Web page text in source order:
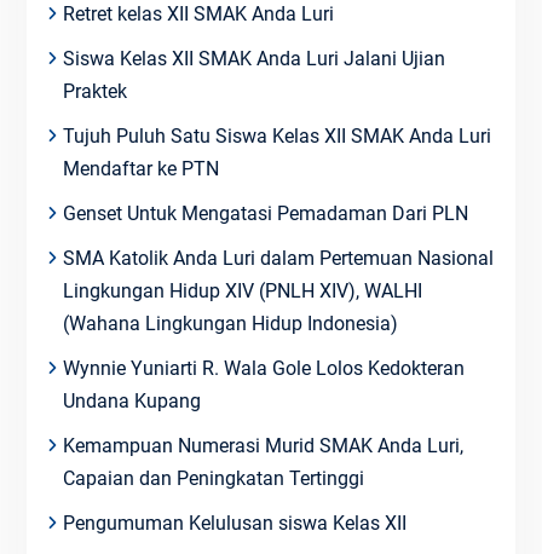
Retret kelas XII SMAK Anda Luri
Siswa Kelas XII SMAK Anda Luri Jalani Ujian
Praktek
Tujuh Puluh Satu Siswa Kelas XII SMAK Anda Luri
Mendaftar ke PTN
Genset Untuk Mengatasi Pemadaman Dari PLN
SMA Katolik Anda Luri dalam Pertemuan Nasional
Lingkungan Hidup XIV (PNLH XIV), WALHI
(Wahana Lingkungan Hidup Indonesia)
Wynnie Yuniarti R. Wala Gole Lolos Kedokteran
Undana Kupang
Kemampuan Numerasi Murid SMAK Anda Luri,
Capaian dan Peningkatan Tertinggi
Pengumuman Kelulusan siswa Kelas XII